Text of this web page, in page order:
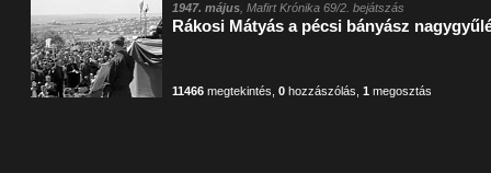
1947. május , Mafirt Krónika 69/2. bejátszás
Rákosi Mátyás a pécsi bányász
11466 megtekintés ,0 hozzászólás ,1 megosztás